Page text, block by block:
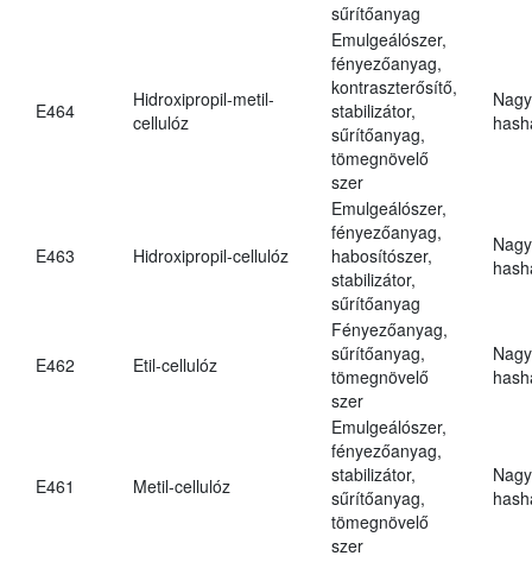
sűrítőanyag
E464
Hidroxipropil-metil-
cellulóz
Emulgeálószer,
fényezőanyag,
kontraszterősítő,
stabilizátor,
sűrítőanyag,
tömegnövelő
szer
E463 Hidroxipropil-cellulóz
Emulgeálószer,
fényezőanyag,
habosítószer,
stabilizátor,
sűrítőanyag
E462 Etil-cellulóz
Fényezőanyag,
sűrítőanyag,
tömegnövelő
szer
E461 Metil-cellulóz
Emulgeálószer,
fényezőanyag,
stabilizátor,
sűrítőanyag,
tömegnövelő
szer